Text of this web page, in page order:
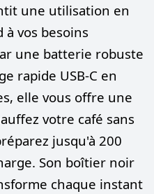
une utilisation en
vos besoins
une batterie robuste
rapide USB-C en
elle vous offre une
votre café sans
jusqu'à 200
Son boîtier noir
chaque instant